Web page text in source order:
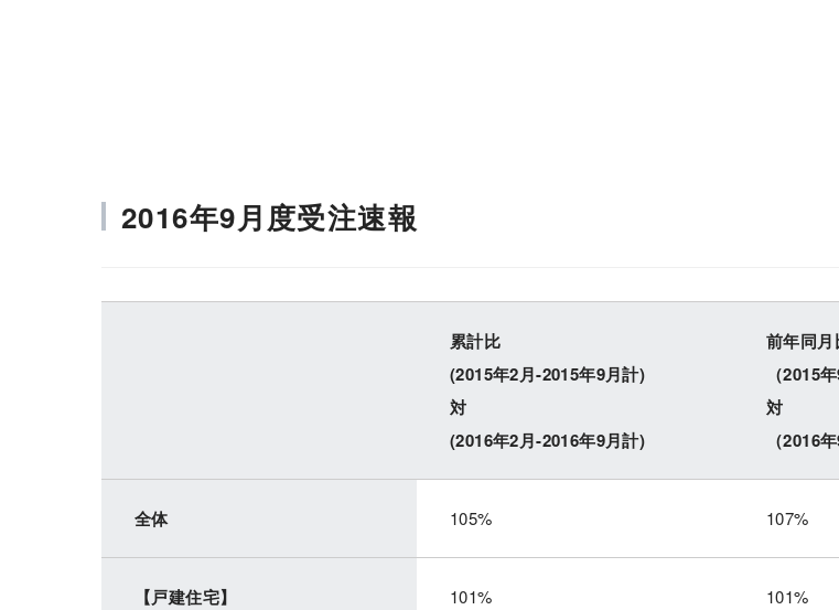
2016年9月度受注速報
累計比
(2015年2月-2015年9月計)
対
(2016年2月-2016年9月計)
前年同月
（2015
対
（2016
全体 105% 107%
【戸建住宅】 101% 101%